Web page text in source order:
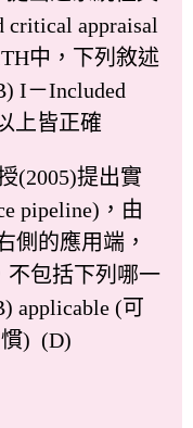
appraisal
中，下列敘述
I－Included
上皆正確
(2005)提出實
pipeline)，由
側的應用端，
不包括下列哪一
applicable (可
慣) (D)